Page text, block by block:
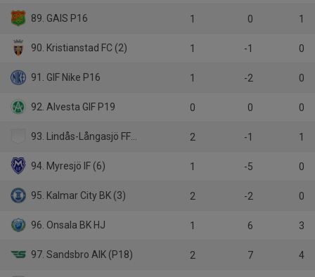
89. GAIS P16 1 0 1
90. Kristianstad FC (2) 1 -1 0
91. GIF Nike P16 1 -2 0
92. Alvesta GIF P19 0 0 0
93. Lindås-Långasjö FF (4) 2 -1 1
94. Myresjö IF (6) 1 -5 0
95. Kalmar City BK (3) 2 -2 0
96. Onsala BK HJ 1 6 3
97. Sandsbro AIK (P18) 2 7 4